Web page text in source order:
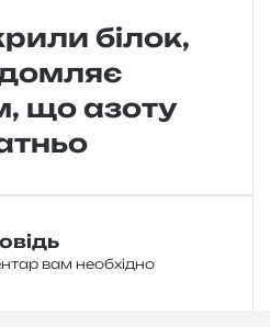
білок,
що азоту
вам необхідно